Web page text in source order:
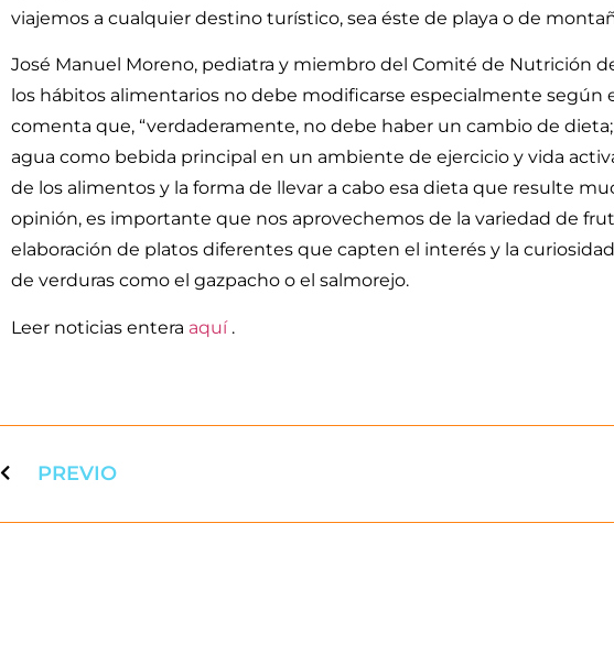
viajemos a cualquier destino turístico, sea éste de playa o de
José Manuel Moreno, pediatra y miembro del Comité de Nutrición
los hábitos alimentarios no debe modificarse especialmente según
comenta que, “verdaderamente, no debe haber un cambio de
agua como bebida principal en un ambiente de ejercicio y vida
de los alimentos y la forma de llevar a cabo esa dieta que resulte
opinión, es importante que nos aprovechemos de la variedad de
elaboración de platos diferentes que capten el interés y la
de verduras como el gazpacho o el salmorejo.
Leer noticias entera aquí.
PREVIO